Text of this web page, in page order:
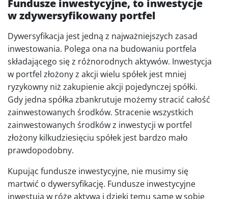
Fundusze inwestycyjne, to inwestycje
w zdywersyfikowany portfel
Dywersyfikacja jest jedną z najważniejszych zasad
inwestowania. Polega ona na budowaniu portfela
składającego się z różnorodnych aktywów. Inwestycja
w portfel złożony z akcji wielu spółek jest mniej
ryzykowny niż zakupienie akcji pojedynczej spółki.
Gdy jedna spółka zbankrutuje możemy stracić całość
zainwestowanych środków. Stracenie wszystkich
zainwestowanych środków z inwestycji w portfel
złożony kilkudziesięciu spółek jest bardzo mało
prawdopodobny.
Kupując fundusze inwestycyjne, nie musimy się
martwić o dywersyfikację. Fundusze inwestycyjne
inwestują w róże aktywa i dzięki temu same w sobie